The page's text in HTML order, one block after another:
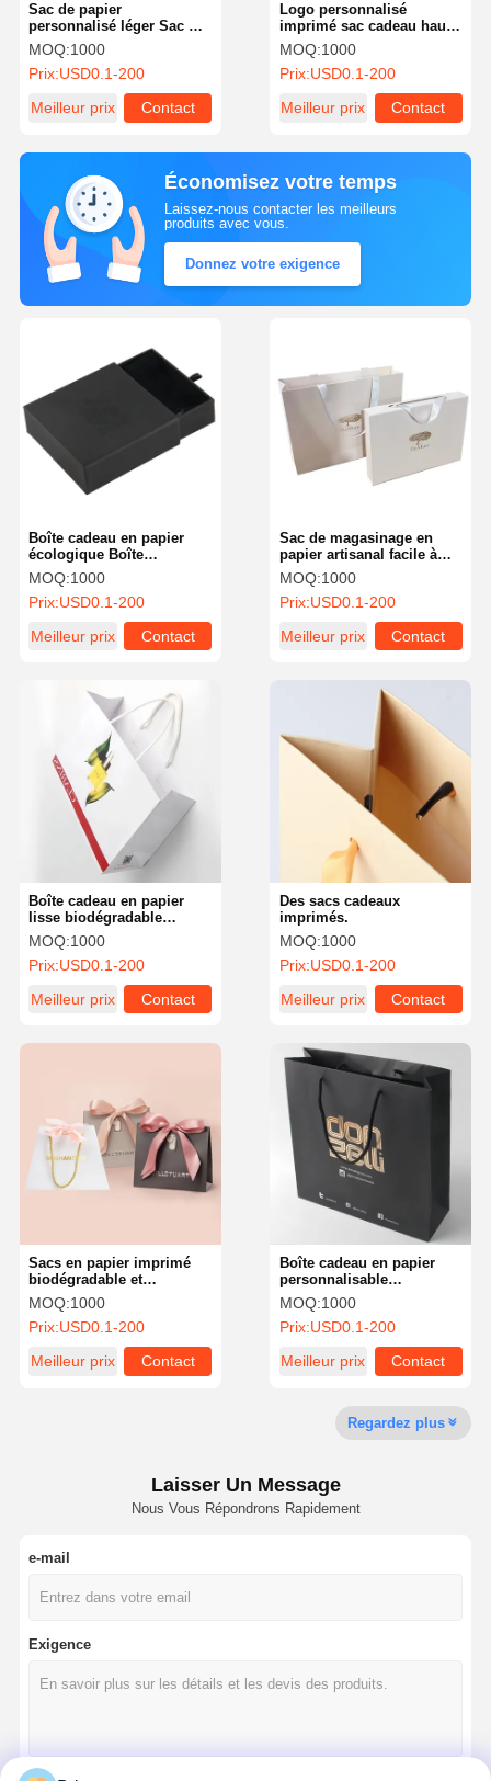
Nous
Visite D'usine
Contrôle De
Contact Tous Les Cas
Boîte d'emballage alimentaire
Sac en papier
Sac de papier
personnalisé léger Sac de
papier kraft Sac cadeau
pour magasin de
cosmétiques ou de
MOQ:1000
Prix:USD0.1-200
Meilleur prix
Contact
Logo personnalisé
imprimé sac cadeau haut
de gamme pour bijoux ou
produits de soins de la
peau
MOQ:1000
Prix:USD0.1-200
Meilleur prix
Contact
Économisez votre temps
Laissez-nous contacter les meilleurs
produits avec vous.
Donnez votre exigence
Sac de magasinage en
papier artisanal facile à
transporter personnalisé
avec logo imprimé
MOQ:1000
Prix:USD0.1-200
Meilleur prix
Contact
Boîte cadeau en papier
écologique Boîte
d'emballage de bijoux à
l'épreuve de la poussière
et prévenant l'oxydation
MOQ:1000
Prix:USD0.1-200
Meilleur prix
Contact
Des sacs cadeaux
imprimés.
MOQ:1000
Prix:USD0.1-200
Meilleur prix
Contact
Boîte cadeau en papier
lisse biodégradable
recyclé sur mesure
MOQ:1000
Prix:USD0.1-200
Meilleur prix
Contact
Boîte cadeau en papier
personnalisable
estampage à chaud sac
cadeau d'emballage en
papier léger
MOQ:1000
Prix:USD0.1-200
Meilleur prix
Contact
Sacs en papier imprimé
biodégradable et
recyclable avec poignée
de ruban
MOQ:1000
Prix:USD0.1-200
Meilleur prix
Contact
Regardez plus
Laisser Un Message
Nous Vous Répondrons Rapidement
e-mail
Exigence